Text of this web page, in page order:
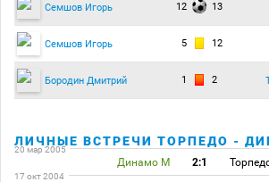
Семшов Игорь 12 13
Семшов Игорь 5 12
Бородин Дмитрий 1 2
ЛИЧНЫЕ ВСТРЕЧИ ТОРПЕДО -
20 мар 2005
Динамо М 2:1
17 окт 2004